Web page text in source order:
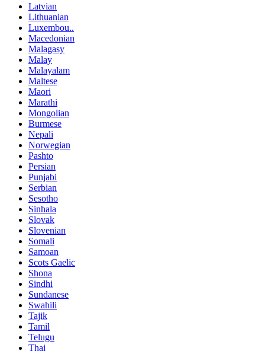
Latvian
Lithuanian
Luxembou..
Macedonian
Malagasy
Malay
Malayalam
Maltese
Maori
Marathi
Mongolian
Burmese
Nepali
Norwegian
Pashto
Persian
Punjabi
Serbian
Sesotho
Sinhala
Slovak
Slovenian
Somali
Samoan
Scots Gaelic
Shona
Sindhi
Sundanese
Swahili
Tajik
Tamil
Telugu
Thai